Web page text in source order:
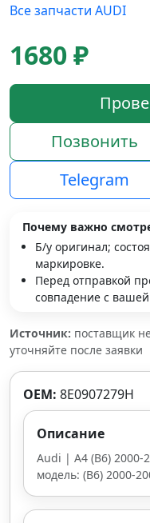
Все запчасти AUDI
1680 ₽
Позвонить
Telegram
Почему важно
Б/у оригинал;
маркировке.
Перед отправкой
совпадение с
Источник: поставщик
уточняйте после заявки
OEM: 8E0907279H
Описание
Audi | A4 (B6) 2000-
модель: (B6) 2000-